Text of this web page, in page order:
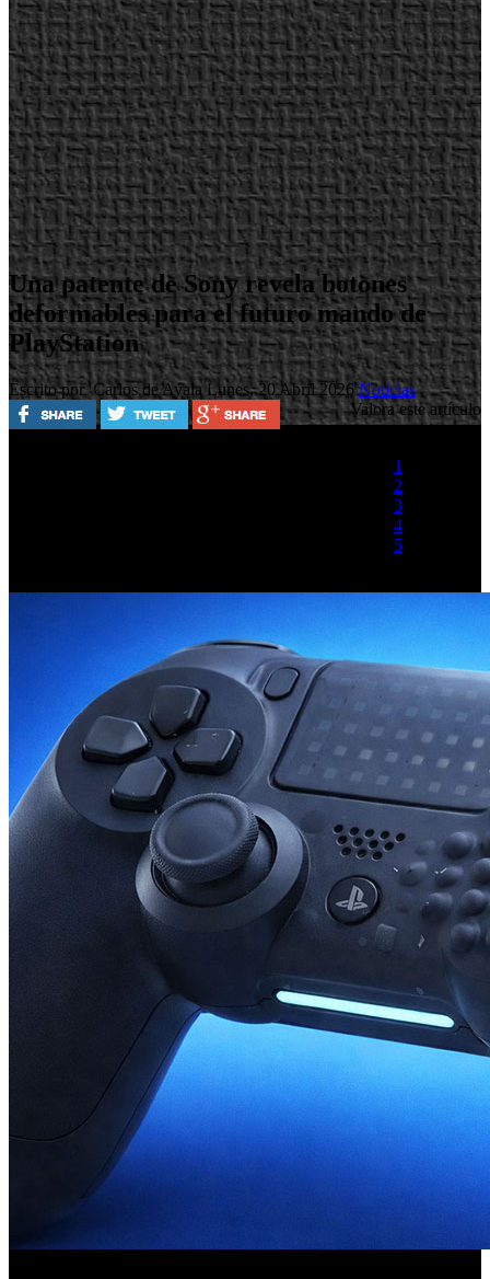
Una patente de Sony revela botones
deformables para el futuro mando de
PlayStation
Escrito por Carlos de Ayala Lunes, 20 Abril 2026Noticias
Valora este artículo
1
2
3
4
5